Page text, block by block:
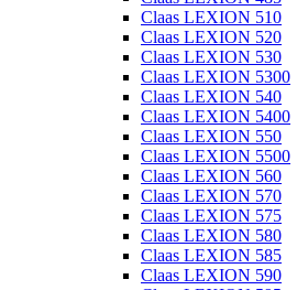
Claas LEXION 510
Claas LEXION 520
Claas LEXION 530
Claas LEXION 5300
Claas LEXION 540
Claas LEXION 5400
Claas LEXION 550
Claas LEXION 5500
Claas LEXION 560
Claas LEXION 570
Claas LEXION 575
Claas LEXION 580
Claas LEXION 585
Claas LEXION 590